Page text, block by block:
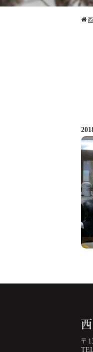
〒